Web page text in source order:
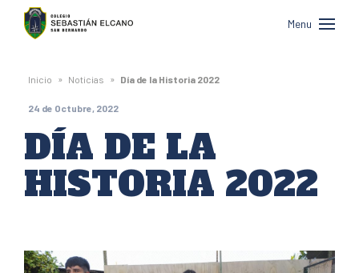
Colegio
Sebastián
Elcano
de
San
Bernardo
Menu
Inicio » Noticias » Día de la Historia 2022
24 de Octubre, 2022
DÍA DE LA
HISTORIA 2022